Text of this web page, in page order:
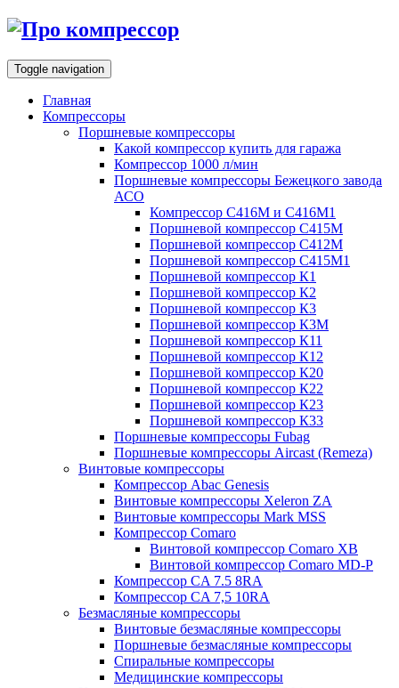
Toggle navigation
Главная
Компрессоры
Поршневые компрессоры
Какой компрессор купить для гаража
Компрессор 1000 л/мин
Поршневые компрессоры Бежецкого завода
АСО
Компрессор С416М и С416М1
Поршневой компрессор С415М
Поршневой компрессор С412М
Поршневой компрессор С415М1
Поршневой компрессор К1
Поршневой компрессор К2
Поршневой компрессор К3
Поршневой компрессор К3М
Поршневой компрессор К11
Поршневой компрессор К12
Поршневой компрессор К20
Поршневой компрессор К22
Поршневой компрессор К23
Поршневой компрессор К33
Поршневые компрессоры Fubag
Поршневые компрессоры Aircast (Remeza)
Винтовые компрессоры
Компрессор Abac Genesis
Винтовые компрессоры Xeleron ZA
Винтовые компрессоры Mark MSS
Компрессор Comaro
Винтовой компрессор Comaro XB
Винтовой компрессор Comaro MD-P
Компрессор CA 7.5 8RA
Компрессор CA 7,5 10RA
Безмасляные компрессоры
Винтовые безмасляные компрессоры
Поршневые безмасляные компрессоры
Спиральные компрессоры
Медицинские компрессоры